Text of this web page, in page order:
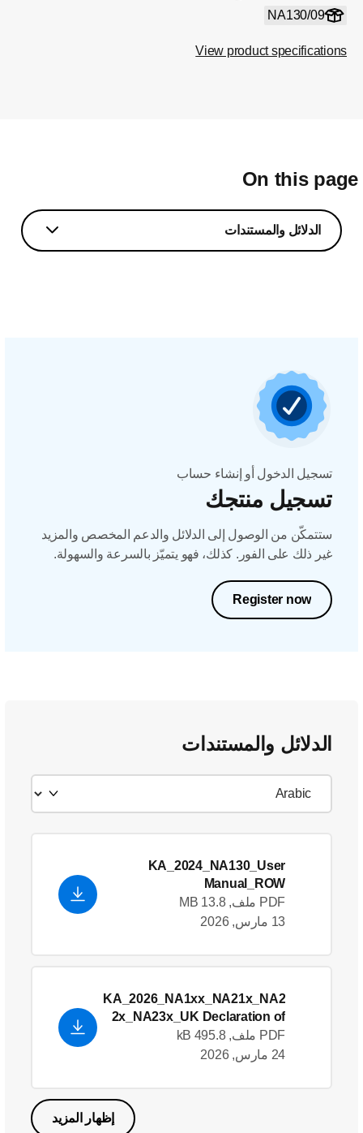
NA130/09
View product specifications
On this
الدلائل والمستندات
تسجيل الدخول أو إنشاء حساب
تسجيل منتجك
ستتمكّن من الوصول إلى الدلائل والدعم المخصص والمزيد
غير ذلك على الفور. كذلك، فهو يتميّز بالسرعة والسهولة.
Register now
الدلائل والمستندات
KA_2024_NA130_User
Manual_ROW
PDF ملف, 13.8 MB
13 مارس, 2026
KA_2026_NA1xx_NA21x_NA2
2x_NA23x_UK Declaration of
Conformity_en_GB
PDF ملف, 495.8 kB
24 مارس, 2026
إظهار المزيد